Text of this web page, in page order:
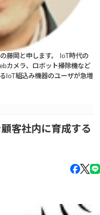
藤岡と申します。 IoT時代の
カメラ、ロボット掃除機など
IoT組込み機器のユーザが急増
客社内に育成する